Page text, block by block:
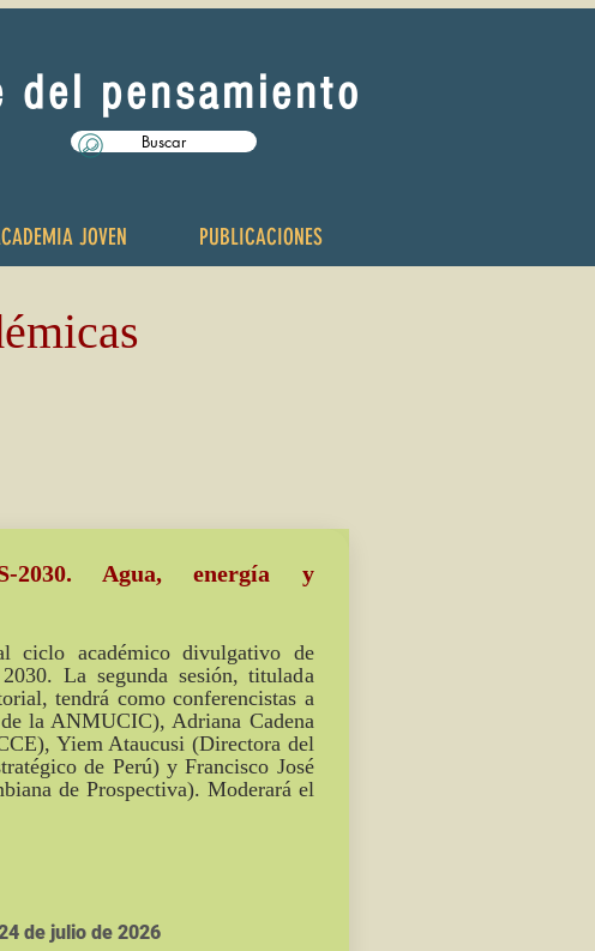
pensamiento
Buscar
JOVEN PUBLICACIONES
2030. Agua, energía y
ciclo académico divulgativo de
La segunda sesión, titulada
tendrá como conferencistas a
la ANMUCIC), Adriana Cadena
Yiem Ataucusi (Directora del
de Perú) y Francisco José
de Prospectiva). Moderará el
de julio de 2026